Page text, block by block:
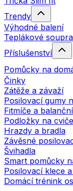
Trendy
Výhodné balení
Teplákové
Příslušenství
Pomůcky na
Činky
Zátěže a závaží
Posilovací gumy
Fitmíče a
Podložky na
Hrazdy a bradla
Závěsné
Švihadla
Smart pomůcky
Posilovací klece
Domácí trénink